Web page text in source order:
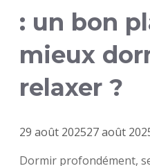
: un bon
mieux
relaxer ?
29 août 202527 août
Dormir profondément,